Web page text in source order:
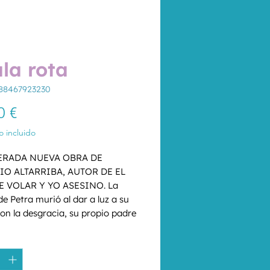
rota
€Precio
incluido
NUEVA OBRA DE
ALTARRIBA, AUTOR DE EL
VOLAR Y YO ASESINO. La
Petra murió al dar a luz a su
la desgracia, su propio padre